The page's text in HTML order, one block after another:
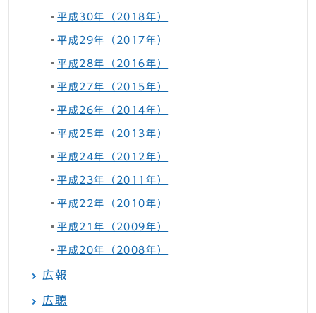
平成30年（2018年）
平成29年（2017年）
平成28年（2016年）
平成27年（2015年）
平成26年（2014年）
平成25年（2013年）
平成24年（2012年）
平成23年（2011年）
平成22年（2010年）
平成21年（2009年）
平成20年（2008年）
広報
広聴